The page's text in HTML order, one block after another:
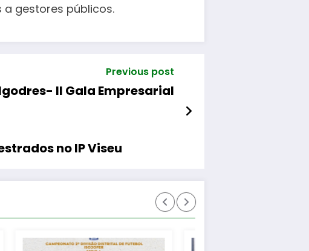
gestores públicos.
Previous post
II Gala Empresarial
no IP Viseu